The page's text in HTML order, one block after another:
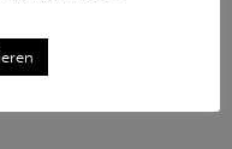
& Sonntag